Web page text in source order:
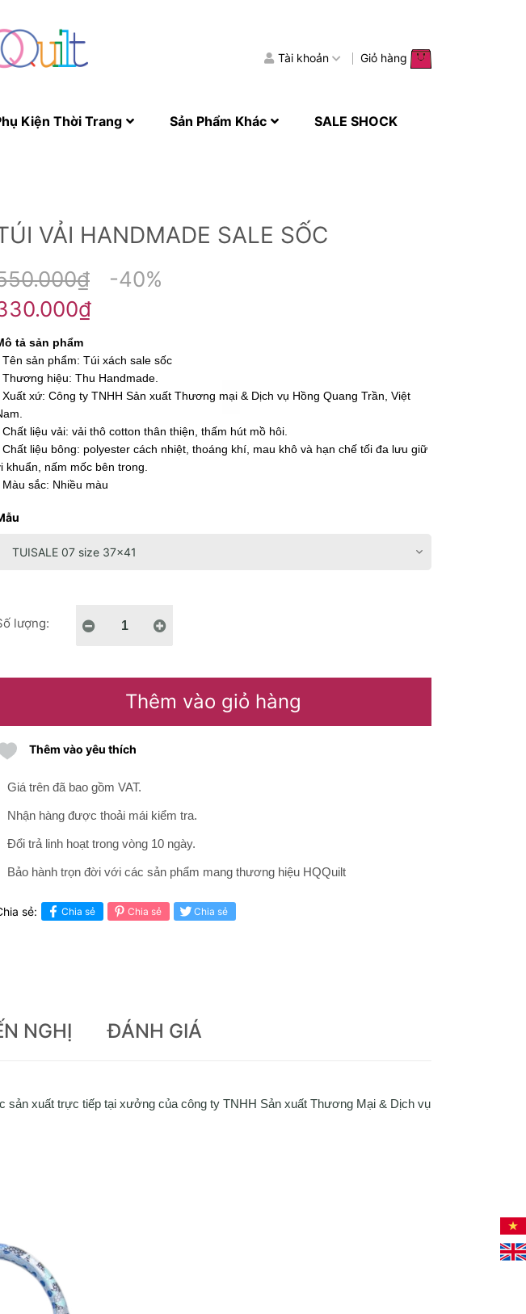
Tài khoản Giỏ hàng
Kiện Thời Trang Sản Phẩm Khác SALE SHOCK
VẢI HANDMADE SALE SỐC
-40%
tả sản phẩm
Tên sản phẩm: Túi xách sale sốc
Thương hiệu: Thu Handmade.
Xuất xứ: Công ty TNHH Sản xuất Thương mại & Dịch vụ Hồng Quang Trần, Việt
Chất liệu vải: vải thô cotton thân thiện, thấm hút mồ hôi.
Chất liệu bông: polyester cách nhiệt, thoáng khí, mau khô và hạn chế tối đa lưu giữ
khuẩn, nấm mốc bên trong.
Màu sắc: Nhiều màu
lượng:
Thêm vào giỏ hàng
Thêm vào yêu thích
Giá trên đã bao gồm VAT.
Nhận hàng được thoải mái kiểm tra.
Đổi trả linh hoạt trong vòng 10 ngày.
Bảo hành trọn đời với các sản phẩm mang thương hiệu HQQuilt
sẻ: Chia sẻ Chia sẻ Chia sẻ
NGHỊ ĐÁNH GIÁ
xuất trực tiếp tại xưởng của công ty TNHH Sản xuất Thương Mại & Dịch vụ